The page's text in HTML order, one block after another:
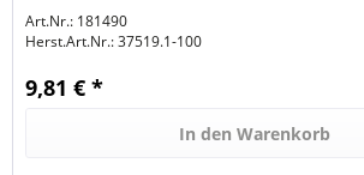
Art.Nr.: 181490
Herst.Art.Nr.:37519.1-100
9,81 € *
In den Warenkorb